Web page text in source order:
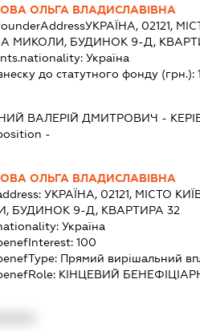
ОЛЬГА ВЛАДИСЛАВІВНА
УКРАЇНА, 02121,
МИКОЛИ, БУДИНОК 9-Д,
Україна
до статутного фонду (грн.):
ВАЛЕРІЙ ДМИТРОВИЧ -
-
ОЛЬГА ВЛАДИСЛАВІВНА
УКРАЇНА, 02121, МІСТО
БУДИНОК 9-Д, КВАРТИРА 32
Україна
100
Прямий вирішальний
КІНЦЕВИЙ